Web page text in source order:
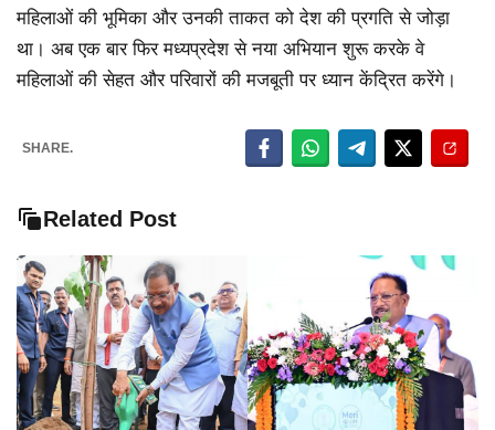
महिलाओं की भूमिका और उनकी ताकत को देश की प्रगति से जोड़ा
था। अब एक बार फिर मध्यप्रदेश से नया अभियान शुरू करके वे
महिलाओं की सेहत और परिवारों की मजबूती पर ध्यान केंद्रित करेंगे।
SHARE.
Related Post